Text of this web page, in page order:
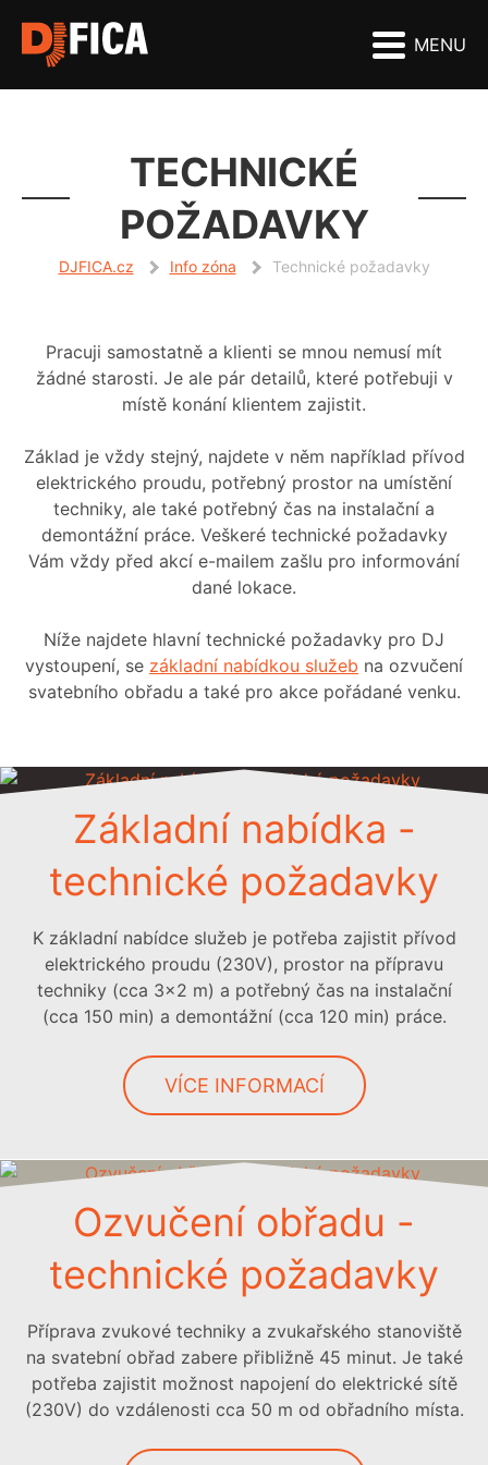
MENU
TECHNICKÉ
POŽADAVKY
DJFICA.cz Info zóna Technické požadavky
Pracuji samostatně a klienti se mnou nemusí mít
žádné starosti. Je ale pár detailů, které potřebuji v
místě konání klientem zajistit.
Základ je vždy stejný, najdete v něm například přívod
elektrického proudu, potřebný prostor na umístění
techniky, ale také potřebný čas na instalační a
demontážní práce. Veškeré technické požadavky
Vám vždy před akcí e-mailem zašlu pro informování
dané lokace.
Níže najdete hlavní technické požadavky pro DJ
vystoupení, se základní nabídkou služeb na ozvučení
svatebního obřadu a také pro akce pořádané venku.
Základní nabídka -
technické požadavky
K základní nabídce služeb je potřeba zajistit přívod
elektrického proudu (230V), prostor na přípravu
techniky (cca 3x2 m) a potřebný čas na instalační
(cca 150 min) a demontážní (cca 120 min) práce.
VÍCE INFORMACÍ
Ozvučení obřadu -
technické požadavky
Příprava zvukové techniky a zvukařského stanoviště
na svatební obřad zabere přibližně 45 minut. Je také
potřeba zajistit možnost napojení do elektrické sítě
(230V) do vzdálenosti cca 50 m od obřadního místa.